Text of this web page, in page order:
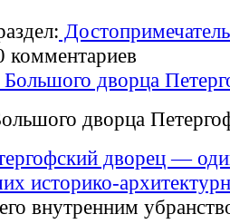
комментариев
дворца
дворец —
историко-
внутренним